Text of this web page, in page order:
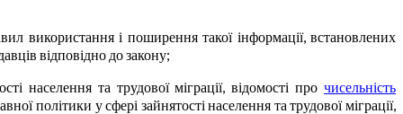
використання і поширення такої інформації, встановлених
відповідно до закону;
населення та трудової міграції, відомості про чисельність
політики у сфері зайнятості населення та трудової міграції,